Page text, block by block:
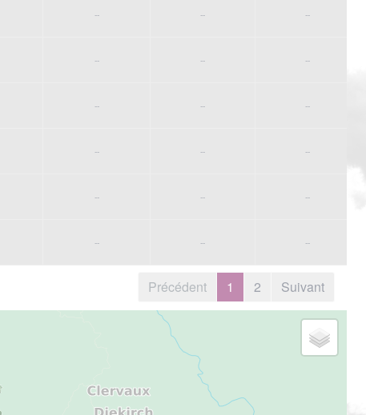
-- -- --
-- -- --
-- -- --
-- -- --
-- -- --
-- -- --
Précédent 1 2 Suivant